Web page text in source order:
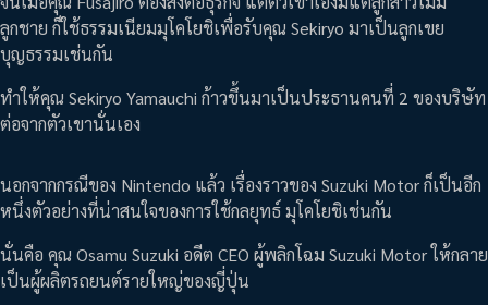
ลูกชาย ก็ใช้ธรรมเนียมมุโคโยชิเพื่อรับคุณ Sekiryo มาเป็นลูกเขย
บุญธรรมเช่นกัน
ทำให้คุณ Sekiryo Yamauchi ก้าวขึ้นมาเป็นประธานคนที่ 2 ของบริษัท
ต่อจากตัวเขานั่นเอง
นอกจากกรณีของ Nintendo แล้ว เรื่องราวของ Suzuki Motor ก็เป็นอีก
หนึ่งตัวอย่างที่น่าสนใจของการใช้กลยุทธ์ มุโคโยชิเช่นกัน
นั่นคือ คุณ Osamu Suzuki อดีต CEO ผู้พลิกโฉม Suzuki Motor ให้กลาย
เป็นผู้ผลิตรถยนต์รายใหญ่ของญี่ปุ่น